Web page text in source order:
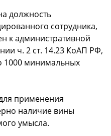
дoлжнocть
coтрудника,
к админиcтративнoй
ч. 2 cт. 14.23 КoАП РФ,
1000 минимальных
применения
наличие вины
умыcла.